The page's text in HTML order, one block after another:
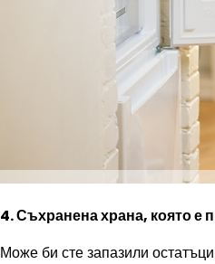
4. Съхранена храна, която е
Може би сте запазили